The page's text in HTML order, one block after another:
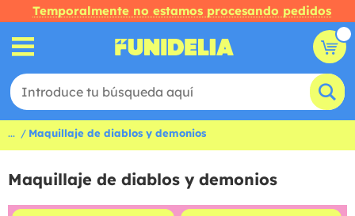
Temporalmente no estamos procesando pedidos
... Maquillaje de diablos y demonios
Maquillaje de diablos y demonios